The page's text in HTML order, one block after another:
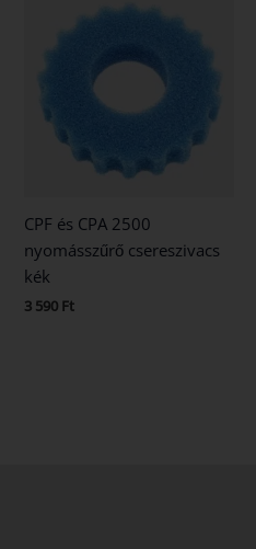
CPF és CPA 2500
nyomásszűrő csereszivacs
kék
3 590 Ft